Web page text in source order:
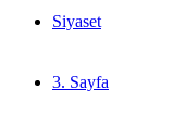
Siyaset
3. Sayfa